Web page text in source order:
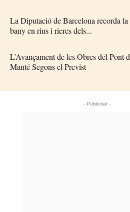
La Diputació de Barcelona recorda
bany en rius i rieres dels...
L’Avançament de les Obres del Pont
Manté Segons el Previst
- Publicitat -